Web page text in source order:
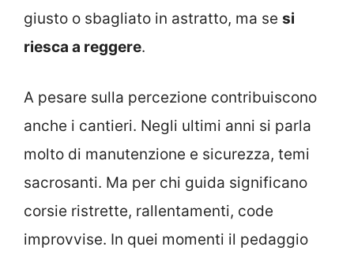
giusto o sbagliato in astratto, ma se si
riesca a reggere.
A pesare sulla percezione contribuiscono
anche i cantieri. Negli ultimi anni si parla
molto di manutenzione e sicurezza, temi
sacrosanti. Ma per chi guida significano
corsie ristrette, rallentamenti, code
improvvise. In quei momenti il pedaggio